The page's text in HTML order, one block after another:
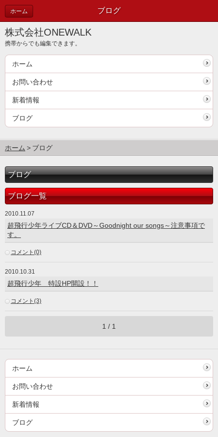
ブログ
ホーム
株式会社ONEWALK
携帯からでも編集できます。
ホーム
お問い合わせ
新着情報
ブログ
ホーム ブログ
ブログ
ブログ一覧
2010.11.07
超飛行少年ライブCD＆DVD～Goodnight our songs～注意事項で
す。
コメント(0)
2010.10.31
超飛行少年 特設HP開設！！
コメント(3)
1 / 1
ホーム
お問い合わせ
新着情報
ブログ